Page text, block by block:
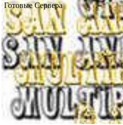
Готовые Сервера